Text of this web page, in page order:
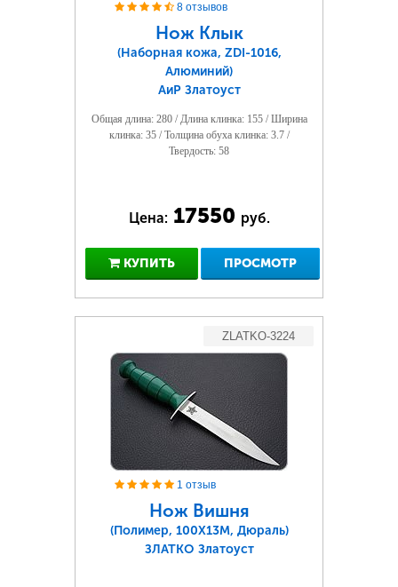
8 отзывов
Нож Клык
(Наборная кожа, ZDI-1016,
Алюминий)
АиР Златоуст
Общая длина: 280 / Длина клинка: 155 / Ширина
клинка: 35 / Толщина обуха клинка: 3.7 /
Твердость: 58
Цена: 17550 руб.
КУПИТЬ ПРОСМОТР
ZLATKO-3224
1 отзыв
Нож Вишня
(Полимер, 100Х13М, Дюраль)
ЗЛАТКО Златоуст